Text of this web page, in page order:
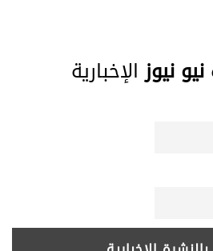
نيو نيوزالإخبارية